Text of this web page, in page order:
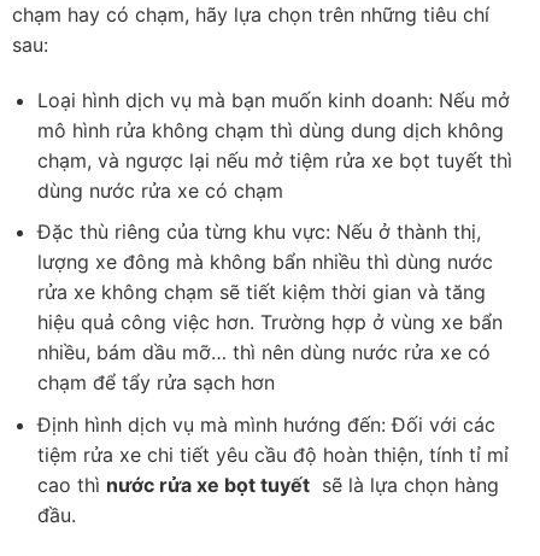
chạm hay có chạm, hãy lựa chọn trên những tiêu chí
sau:
Loại hình dịch vụ mà bạn muốn kinh doanh: Nếu mở
mô hình rửa không chạm thì dùng dung dịch không
chạm, và ngược lại nếu mở tiệm rửa xe bọt tuyết thì
dùng nước rửa xe có chạm
Đặc thù riêng của từng khu vực: Nếu ở thành thị,
lượng xe đông mà không bẩn nhiều thì dùng nước
rửa xe không chạm sẽ tiết kiệm thời gian và tăng
hiệu quả công việc hơn. Trường hợp ở vùng xe bẩn
nhiều, bám dầu mỡ… thì nên dùng nước rửa xe có
chạm để tẩy rửa sạch hơn
Định hình dịch vụ mà mình hướng đến: Đối với các
tiệm rửa xe chi tiết yêu cầu độ hoàn thiện, tính tỉ mỉ
cao thì nước rửa xe bọt tuyếtsẽ là lựa chọn hàng
đầu.